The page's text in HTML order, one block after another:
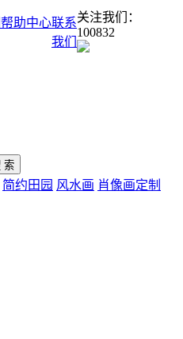
帮助中心联系
我们
关注我们：
100832
简约田园 风水画 肖像画定制